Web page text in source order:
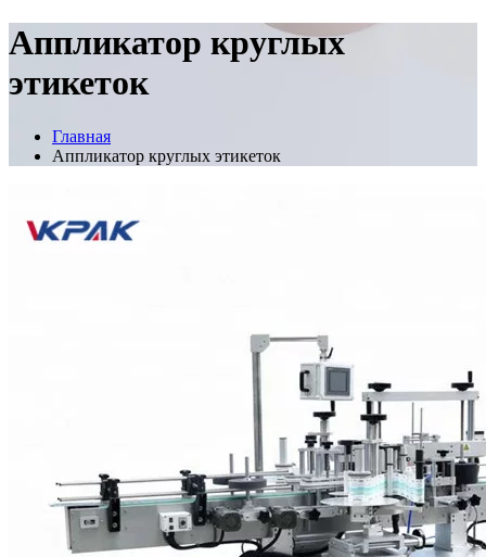
Аппликатор круглых
этикеток
Главная
Аппликатор круглых этикеток